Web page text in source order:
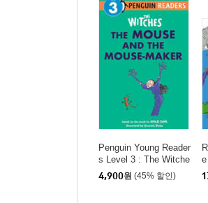
Penguin Young Reader
s Level 3 : The Witche
s : The Mouse and the
Mouse-Maker
4,900원 (45% 할인)